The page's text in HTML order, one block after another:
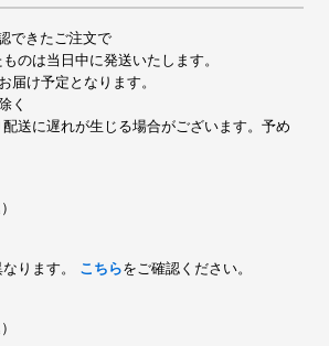
できたご注文で
のは当日中に発送いたします。
届け予定となります。
く
送に遅れが生じる場合がございます。予め
ります。 こちらをご確認ください。